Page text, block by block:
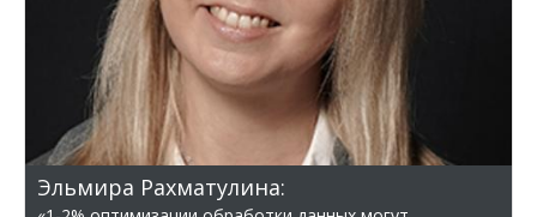
Эльмира Рахматулина: